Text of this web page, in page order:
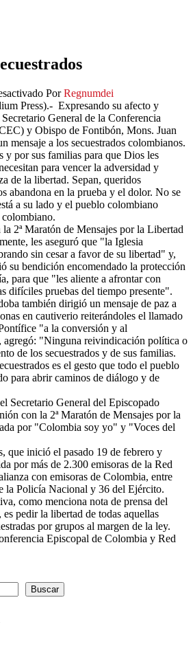
Por Regnumdei
Press).- Expresando su afecto y
General de la Conferencia
y Obispo de Fontibón, Mons. Juan
mensaje a los secuestrados colombianos.
y por sus familias para que Dios les
para vencer la adversidad y
de la libertad. Sepan, queridos
abandona en la prueba y el dolor. No se
a su lado y el pueblo colombiano
2ª Maratón de Mensajes por la Libertad
les aseguró que "la Iglesia
sin cesar a favor de su libertad" y,
su bendición encomendado la protección
para que "les aliente a afrontar con
difíciles pruebas del tiempo presente".
también dirigió un mensaje de paz a
en cautiverio reiterándoles el llamado
"a la conversión y al
agregó: "Ninguna reivindicación política o
de los secuestrados y de sus familias.
es el gesto que todo el pueblo
para abrir caminos de diálogo y de
Secretario General del Episcopado
con la 2ª Maratón de Mensajes por la
por "Colombia soy yo" y "Voces del
que inició el pasado 19 de febrero y
por más de 2.300 emisoras de la Red
con emisoras de Colombia, entre
la Policía Nacional y 36 del Ejército.
como menciona nota de prensa del
pedir la libertad de todas aquellas
por grupos al margen de la ley.
Episcopal de Colombia y Red
Buscar